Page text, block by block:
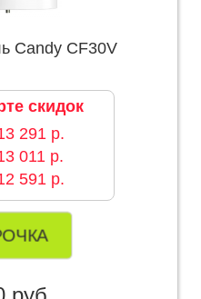
Candy CF30V
скидок
291 р.
011 р.
591 р.